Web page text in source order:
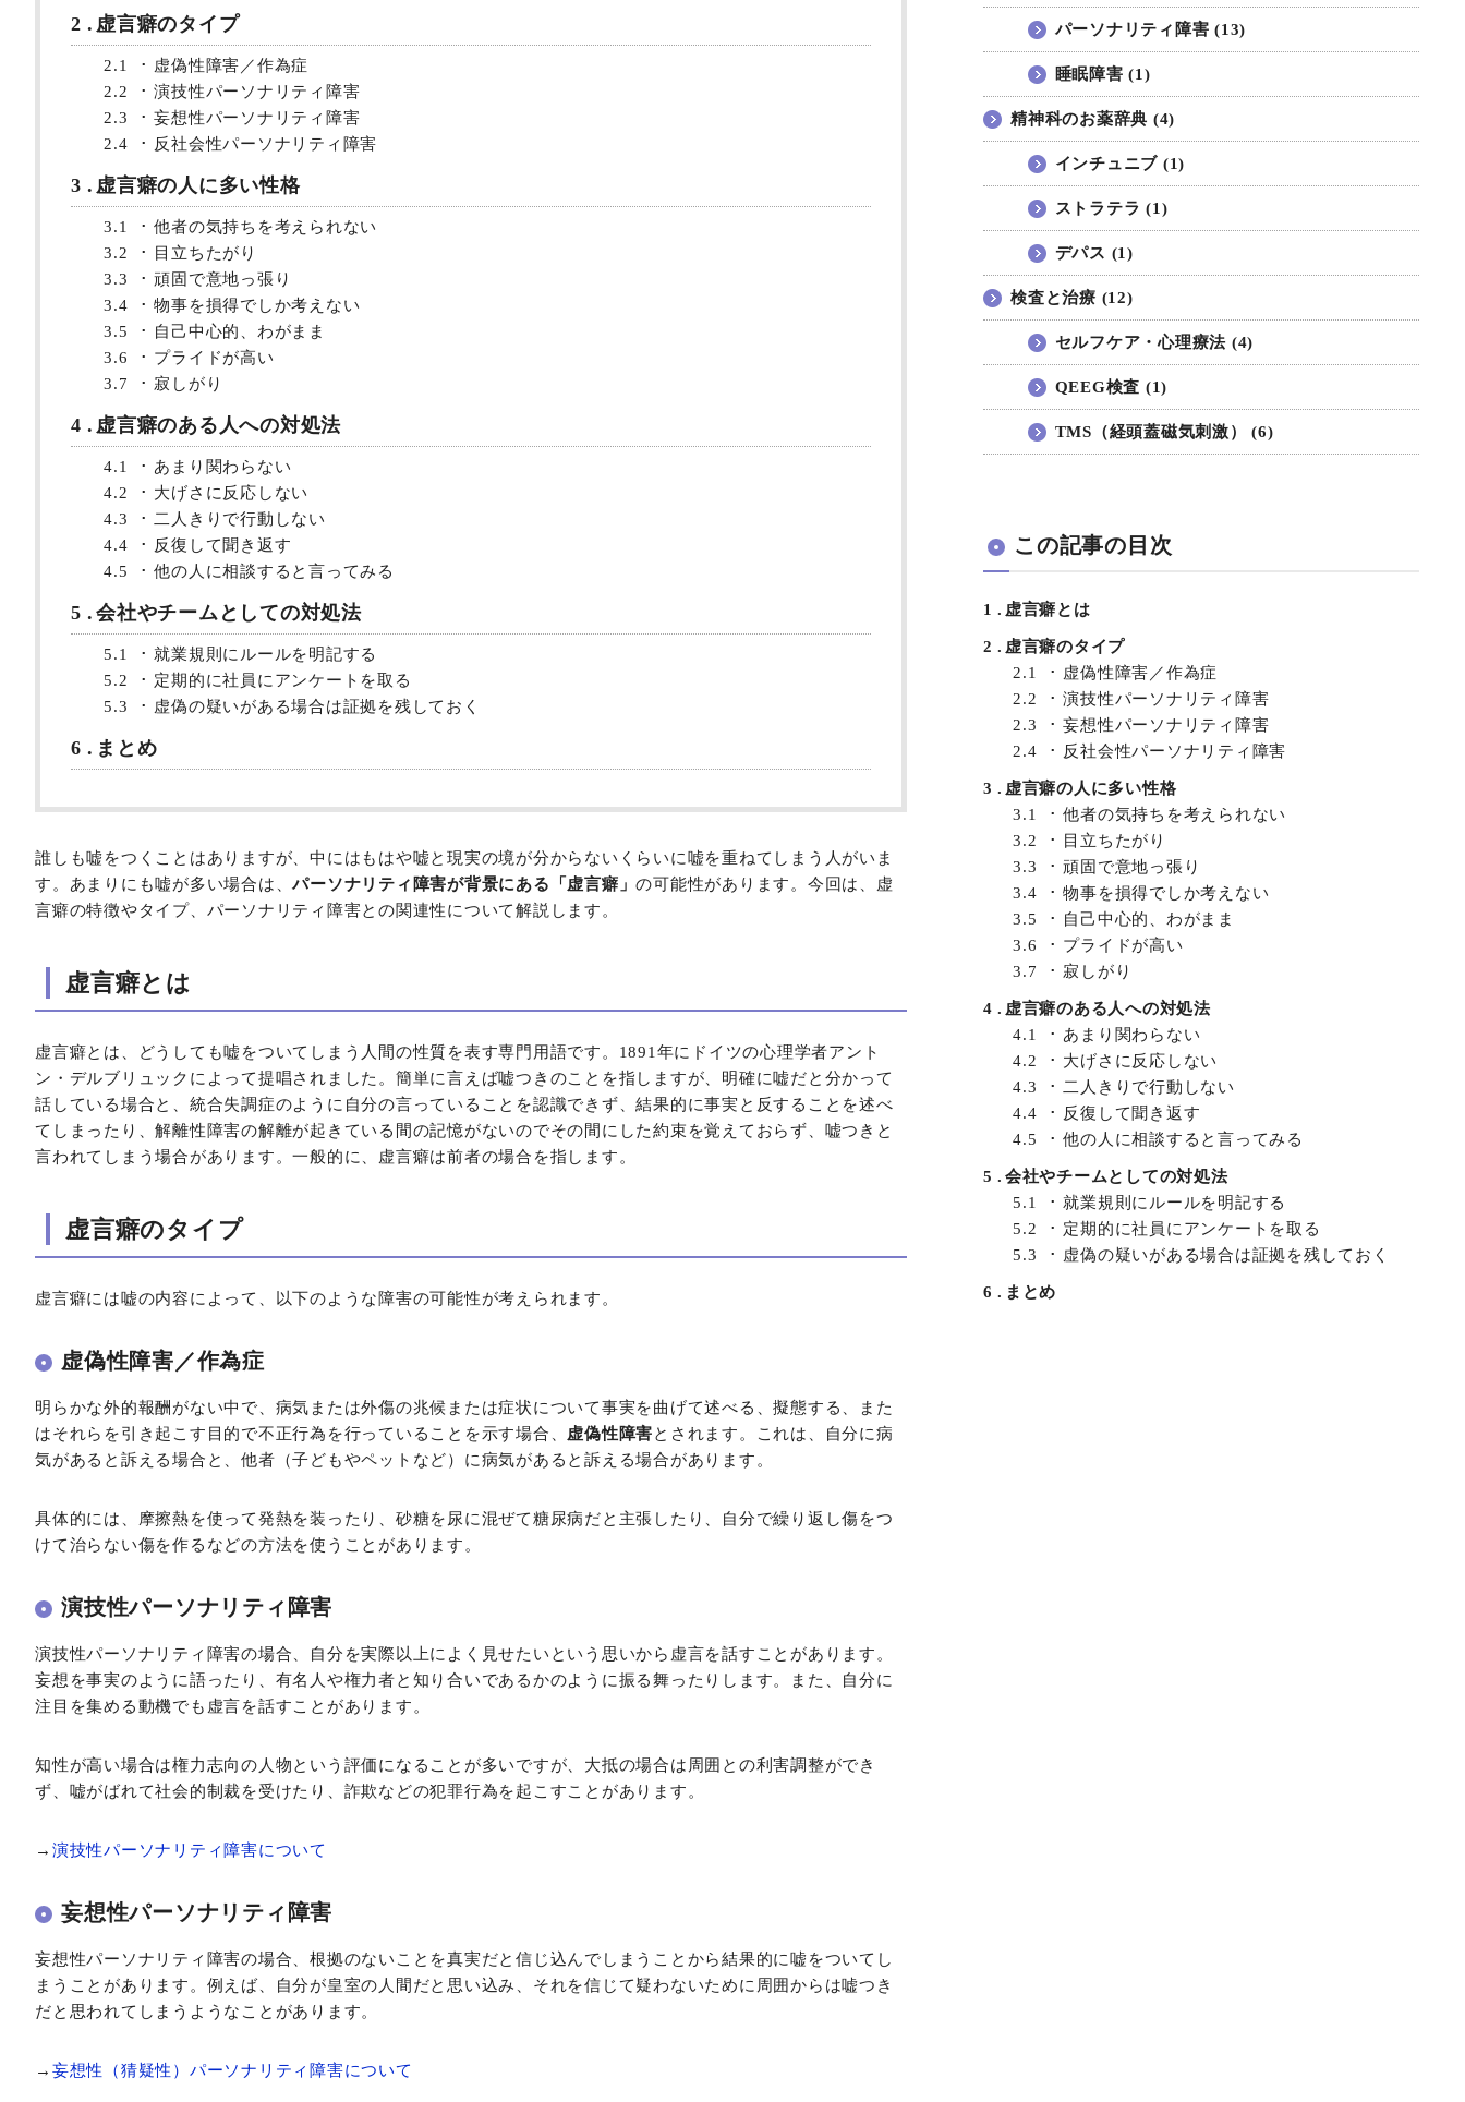
2 虚言癖のタイプ
2.1
虚偽性障害／作為症
2.2
演技性パーソナリティ障害
2.3
妄想性パーソナリティ障害
2.4
反社会性パーソナリティ障害
3 虚言癖の人に多い性格
3.1
他者の気持ちを考えられない
3.2
目立ちたがり
3.3
頑固で意地っ張り
3.4
物事を損得でしか考えない
3.5
自己中心的、わがまま
3.6
プライドが高い
3.7
寂しがり
4 虚言癖のある人への対処法
4.1
あまり関わらない
4.2
大げさに反応しない
4.3
二人きりで行動しない
4.4
反復して聞き返す
4.5
他の人に相談すると言ってみる
5 会社やチームとしての対処法
5.1
就業規則にルールを明記する
5.2
定期的に社員にアンケートを取る
5.3
虚偽の疑いがある場合は証拠を残しておく
6 まとめ
誰しも嘘をつくことはありますが、中にはもはや嘘と現実の境が分からないくらいに嘘を重ねてしまう人がいま
す。あまりにも嘘が多い場合は、パーソナリティ障害が背景にある「虚言癖」の可能性があります。今回は、虚
言癖の特徴やタイプ、パーソナリティ障害との関連性について解説します。
虚言癖とは
虚言癖とは、どうしても嘘をついてしまう人間の性質を表す専門用語です。1891年にドイツの心理学者アント
ン・デルブリュックによって提唱されました。簡単に言えば嘘つきのことを指しますが、明確に嘘だと分かって
話している場合と、統合失調症のように自分の言っていることを認識できず、結果的に事実と反することを述べ
てしまったり、解離性障害の解離が起きている間の記憶がないのでその間にした約束を覚えておらず、嘘つきと
言われてしまう場合があります。一般的に、虚言癖は前者の場合を指します。
虚言癖のタイプ
虚言癖には嘘の内容によって、以下のような障害の可能性が考えられます。
虚偽性障害／作為症
明らかな外的報酬がない中で、病気または外傷の兆候または症状について事実を曲げて述べる、擬態する、また
はそれらを引き起こす目的で不正行為を行っていることを示す場合、 虚偽性障害とされます。これは、自分に病
気があると訴える場合と、他者（子どもやペットなど）に病気があると訴える場合があります。
具体的には、摩擦熱を使って発熱を装ったり、砂糖を尿に混ぜて糖尿病だと主張したり、自分で繰り返し傷をつ
けて治らない傷を作るなどの方法を使うことがあります。
演技性パーソナリティ障害
演技性パーソナリティ障害の場合、自分を実際以上によく見せたいという思いから虚言を話すことがあります。
妄想を事実のように語ったり、有名人や権力者と知り合いであるかのように振る舞ったりします。また、自分に
注目を集める動機でも虚言を話すことがあります。
知性が高い場合は権力志向の人物という評価になることが多いですが、大抵の場合は周囲との利害調整ができ
ず、嘘がばれて社会的制裁を受けたり、詐欺などの犯罪行為を起こすことがあります。
→ 演技性パーソナリティ障害について
妄想性パーソナリティ障害
妄想性パーソナリティ障害の場合、根拠のないことを真実だと信じ込んでしまうことから結果的に嘘をついてし
まうことがあります。例えば、自分が皇室の人間だと思い込み、それを信じて疑わないために周囲からは嘘つき
だと思われてしまうようなことがあります。
→ 妄想性（猜疑性）パーソナリティ障害について
パーソナリティ障害 (13)
睡眠障害 (1)
精神科のお薬辞典 (4)
インチュニブ (1)
ストラテラ (1)
デパス (1)
検査と治療 (12)
セルフケア・心理療法 (4)
QEEG検査 (1)
TMS（経頭蓋磁気刺激） (6)
この記事の目次
1 虚言癖とは
2 虚言癖のタイプ
2.1
虚偽性障害／作為症
2.2
演技性パーソナリティ障害
2.3
妄想性パーソナリティ障害
2.4
反社会性パーソナリティ障害
3 虚言癖の人に多い性格
3.1
他者の気持ちを考えられない
3.2
目立ちたがり
3.3
頑固で意地っ張り
3.4
物事を損得でしか考えない
3.5
自己中心的、わがまま
3.6
プライドが高い
3.7
寂しがり
4 虚言癖のある人への対処法
4.1
あまり関わらない
4.2
大げさに反応しない
4.3
二人きりで行動しない
4.4
反復して聞き返す
4.5
他の人に相談すると言ってみる
5 会社やチームとしての対処法
5.1
就業規則にルールを明記する
5.2
定期的に社員にアンケートを取る
5.3
虚偽の疑いがある場合は証拠を残しておく
6 まとめ